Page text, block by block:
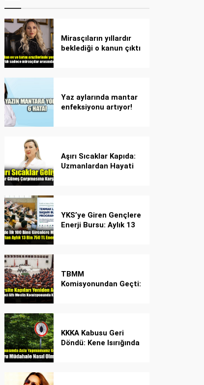
Mirasçıların yıllardır
beklediği o kanun çıktı
Yaz aylarında mantar
enfeksiyonu artıyor!
Aşırı Sıcaklar Kapıda:
Uzmanlardan Hayati
YKS’ye Giren Gençlere
Enerji Bursu: Aylık 13
TBMM
Komisyonundan Geçti:
KKKA Kabusu Geri
Döndü: Kene Isırığında